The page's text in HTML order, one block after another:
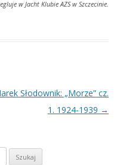
w Jacht Klubie AZS w Szczecinie.
Słodownik: „Morze” cz.
1. 1924-1939 →